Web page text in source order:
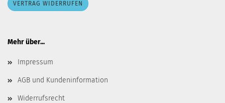
VERTRAG WIDERRUFEN
Mehr über...
Impressum
AGB und Kundeninformation
Widerrufsrecht